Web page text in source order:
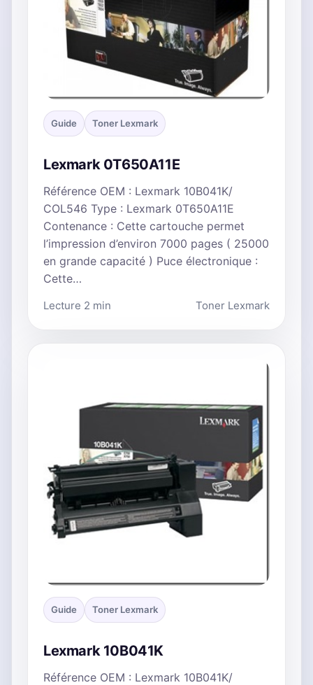
Guide Toner Lexmark
Lexmark 0T650A11E
Référence OEM : Lexmark 10B041K/
COL546 Type : Lexmark 0T650A11E
Contenance : Cette cartouche permet
l’impression d’environ 7000 pages ( 25000
en grande capacité ) Puce électronique :
Cette…
Lecture 2 min Toner Lexmark
Guide Toner Lexmark
Lexmark 10B041K
Référence OEM : Lexmark 10B041K/